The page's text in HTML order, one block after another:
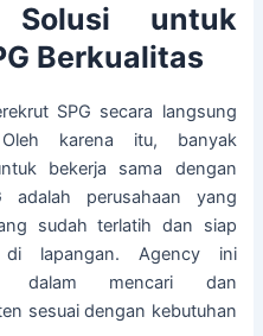
Solusi untuk
Berkualitas
SPG secara langsung
karena itu, banyak
bekerja sama dengan
adalah perusahaan yang
sudah terlatih dan siap
di lapangan. Agency ini
dalam mencari dan
sesuai dengan kebutuhan